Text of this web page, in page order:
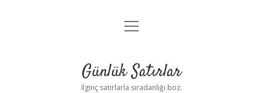
Anasayfa
Yasal Uyarı
menüyü
Günlük Satırlar
İlginç satırlarla sıradanlığı boz.